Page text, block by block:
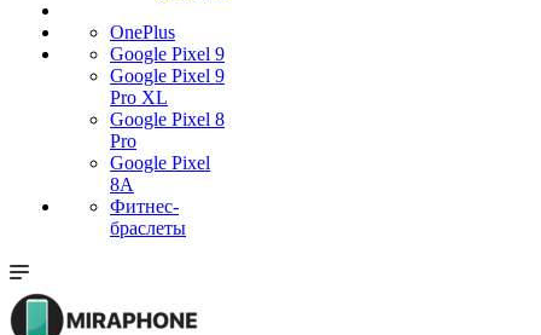
OnePlus
Google Pixel 9
Google Pixel 9
Pro XL
Google Pixel 8
Pro
Google Pixel
8A
Фитнес-
браслеты